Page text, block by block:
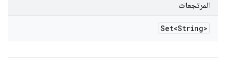
المرتجعات
Set<String>